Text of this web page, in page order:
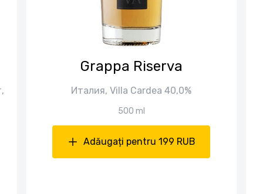
Grappa Riserva
Италия, Villa Cardea 40,0%
500 ml
Adăugați pentru 199 RUB